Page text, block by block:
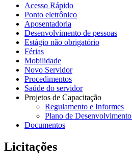
Acesso Rápido
Ponto eletrônico
Aposentadoria
Desenvolvimento de pessoas
Estágio não obrigatório
Férias
Mobilidade
Novo Servidor
Procedimentos
Saúde do servidor
Projetos de Capacitação
Regulamento e Informes
Plano de
Documentos
Licitações